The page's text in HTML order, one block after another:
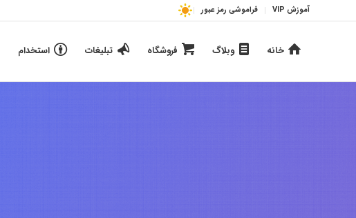
آموزش VIP فراموشی رمز عبور
خانه وبلاگ فروشگاه تبلیغات استخدام